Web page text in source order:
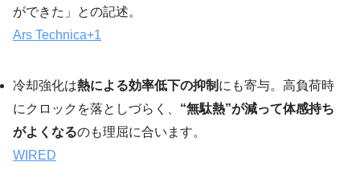
ができた」との記述。
Ars Technica+1
冷却強化は熱による効率低下の抑制 にも寄与。高負荷時
にクロックを落としづらく、 “無駄熱”が減って体感持ち
がよくなるのも理屈に合います。
WIRED